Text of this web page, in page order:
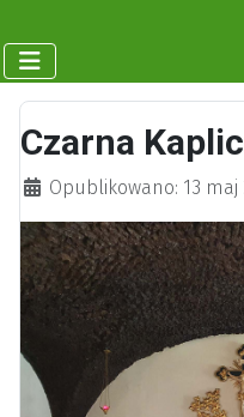
Czarna
Szczegóły
Opublikowano: 13 maj